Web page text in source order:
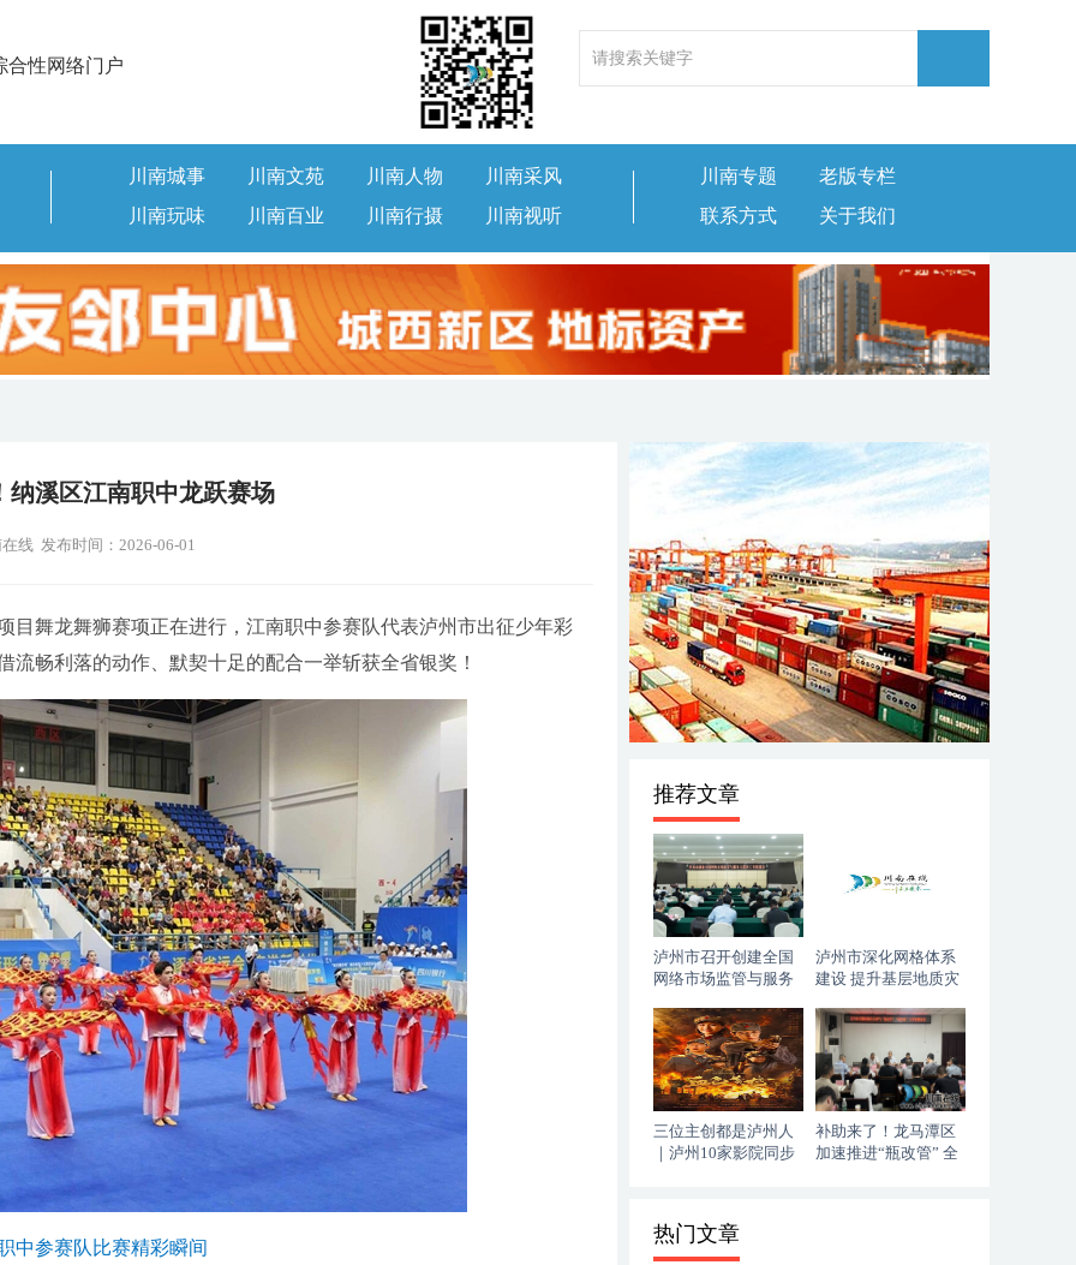
合性网络门户
川南城事 川南文苑 川南人物
川南采风
川南玩味
川南百业 川南行摄 川南视听
川南专题
老版专栏
联系方式
关于我们
纳溪区江南职中龙跃赛场
线 发布时间：2026-06-01
龙舞狮赛项正在进行，江南职中参赛队代表泸州市出征少年彩
畅利落的动作、默契十足的配合一举斩获全省银奖！
中参赛队比赛精彩瞬间
推荐文章
泸州市召开创建全国
网络市场监管与服务
泸州市深化网格体系
建设 提升基层地质灾
三位主创都是泸州人
｜泸州10家影院同步
补助来了！龙马潭区
加速推进“瓶改管” 全
热门文章